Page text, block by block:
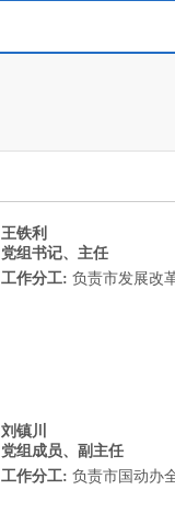
王铁利
党组书记、主任
工作分工: 负责市发展改
刘镇川
党组成员、副主任
工作分工: 负责市国动办